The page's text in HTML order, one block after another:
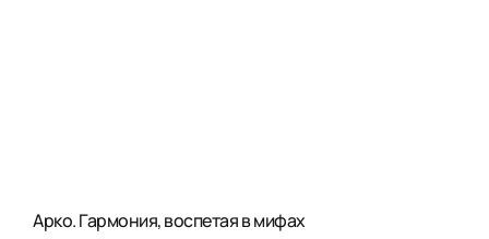
Арко. Гармония, воспетая в мифах